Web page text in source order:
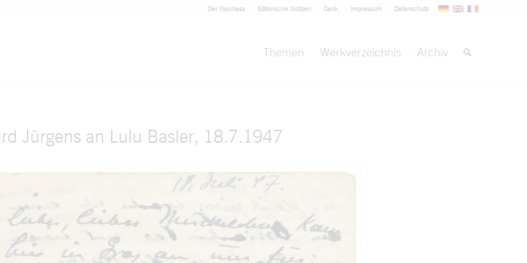
Der Nachlass Editorische Notizen Dank Impressum Datenschutz
Themen Werkverzeichnis Archiv
Jürgens an Lulu Basler, 18.7.1947